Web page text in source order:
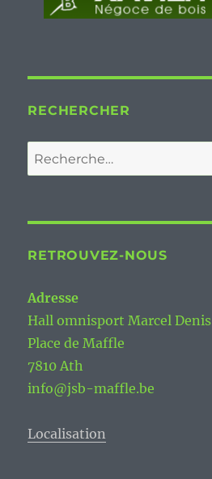
RECHERCHER
Recherche
pour :
RETROUVEZ-NOUS
Adresse
Hall omnisport Marcel Denis
Place de Maffle
7810 Ath
info@jsb-maffle.be
Localisation